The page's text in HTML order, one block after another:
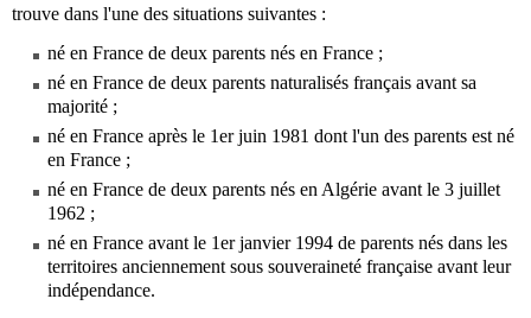
trouve dans l'une des situations suivantes :
né en France de deux parents nés en France ;
né en France de deux parents naturalisés français avant sa
majorité ;
né en France après le 1er juin 1981 dont l'un des parents est né
en France ;
né en France de deux parents nés en Algérie avant le 3 juillet
1962 ;
né en France avant le 1er janvier 1994 de parents nés dans les
territoires anciennement sous souveraineté française avant leur
indépendance.